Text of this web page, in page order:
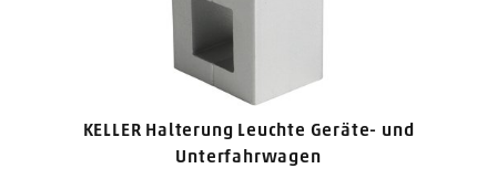
KELLER Halterung Leuchte Geräte- und
Unterfahrwagen